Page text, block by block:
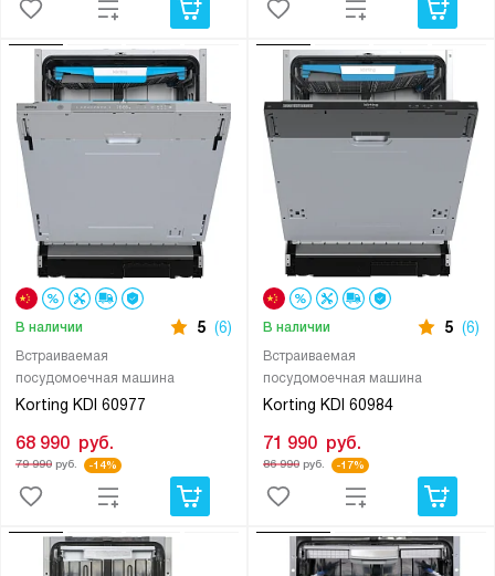
Встраиваемая
посудомоечная машина
Korting KDI 60977
В наличии 5 (6)
68 990 руб.
79 990руб. -14%
Встраиваемая
посудомоечная машина
Korting KDI 60984
В наличии 5 (6)
71 990 руб.
86 990руб. -17%